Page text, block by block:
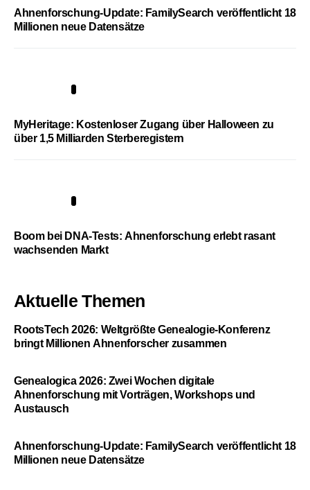
Ahnenforschung-Update: FamilySearch veröffentlicht 18
Millionen neue Datensätze
MyHeritage: Kostenloser Zugang über Halloween zu
über 1,5 Milliarden Sterberegistern
Boom bei DNA-Tests: Ahnenforschung erlebt rasant
wachsenden Markt
Aktuelle Themen
RootsTech 2026: Weltgrößte Genealogie-Konferenz
bringt Millionen Ahnenforscher zusammen
Genealogica 2026: Zwei Wochen digitale
Ahnenforschung mit Vorträgen, Workshops und
Austausch
Ahnenforschung-Update: FamilySearch veröffentlicht 18
Millionen neue Datensätze